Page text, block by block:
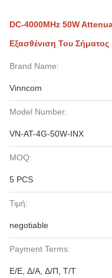
DC-4000MHz 50W
Εξασθένιση Του Σήματος
Brand Name:
Vinncom
Model Number:
VN-AT-4G-50W-INX
MOQ:
5 PCS
Τιμή:
negotiable
Payment Terms:
Ε/Ε, Δ/Α, Δ/Π, Τ/Τ